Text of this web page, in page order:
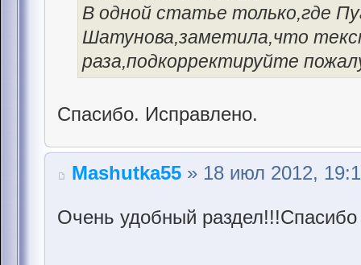
В одной статье только,где
Шатунова,заметила,что
раза,подкорректируйте
Спасибо. Исправлено.
Mashutka55 » 18 июл 2012,
Очень удобный